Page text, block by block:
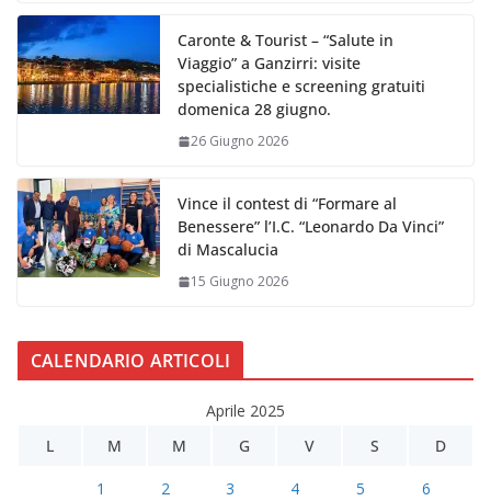
Caronte & Tourist – “Salute in
Viaggio” a Ganzirri: visite
specialistiche e screening gratuiti
domenica 28 giugno.
26 Giugno 2026
Vince il contest di “Formare al
Benessere” l’I.C. “Leonardo Da Vinci”
di Mascalucia
15 Giugno 2026
CALENDARIO ARTICOLI
Aprile 2025
L
M M G V S D
1 2 3 4 5 6